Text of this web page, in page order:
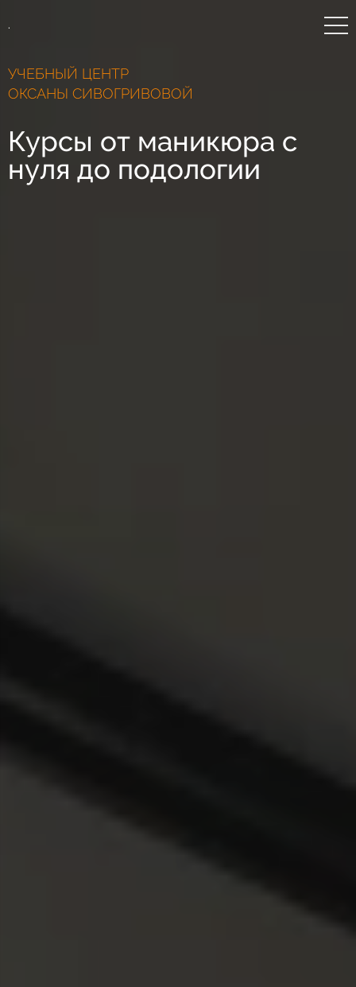
.
УЧЕБНЫЙ ЦЕНТР
ОКСАНЫ СИВОГРИВОВОЙ
Курсы от маникюра с
нуля до подологии